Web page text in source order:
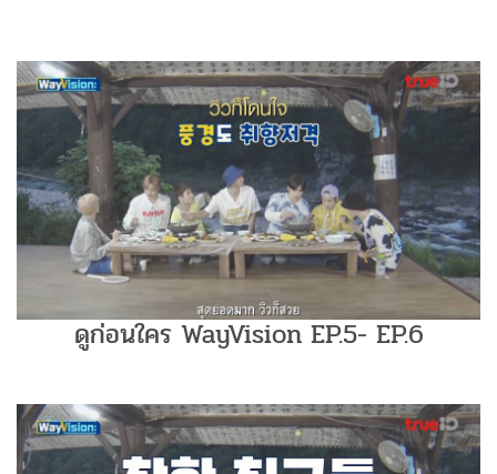
ดูก่อนใคร WayVision EP.5- EP.6